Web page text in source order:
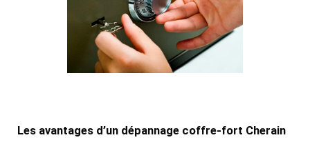
Les avantages d’un dépannage coffre-fort Cherain